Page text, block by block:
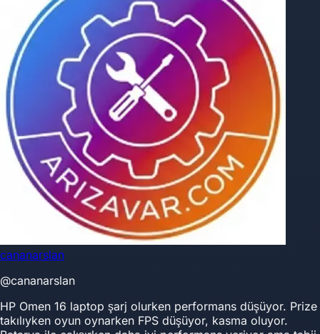
cananarslan
@cananarslan
HP Omen 16 laptop şarj olurken performans düşüyor. Prize
takılıyken oyun oynarken FPS düşüyor, kasma oluyor.